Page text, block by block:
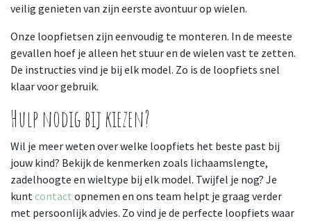
veilig genieten van zijn eerste avontuur op wielen.
Onze loopfietsen zijn eenvoudig te monteren. In de meeste
gevallen hoef je alleen het stuur en de wielen vast te zetten.
De instructies vind je bij elk model. Zo is de loopfiets snel
klaar voor gebruik.
Hulp nodig bij kiezen?
Wil je meer weten over welke loopfiets het beste past bij
jouw kind? Bekijk de kenmerken zoals lichaamslengte,
zadelhoogte en wieltype bij elk model. Twijfel je nog? Je
kuntcontact opnemen en ons team helpt je graag verder
met persoonlijk advies. Zo vind je de perfecte loopfiets waar